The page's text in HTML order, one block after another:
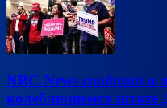
NBC News сообщил о
колеблющемся штате